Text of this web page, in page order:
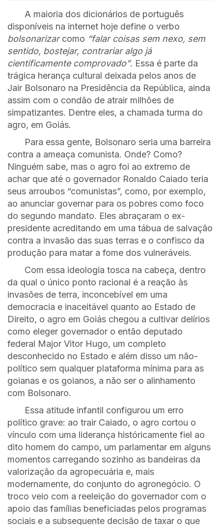
A maioria dos dicionários de português
disponíveis na internet hoje define o verbo
bolsonarizarcomo “falar coisas sem nexo, sem
sentido, bostejar, contrariar algo já
cientificamente comprovado”. Essa é parte da
trágica herança cultural deixada pelos anos de
Jair Bolsonaro na Presidência da República, ainda
assim com o condão de atrair milhões de
simpatizantes. Dentre eles, a chamada turma do
agro, em Goiás.
Para essa gente, Bolsonaro seria uma barreira
contra a ameaça comunista. Onde? Como?
Ninguém sabe, mas o agro foi ao extremo de
achar que até o governador Ronaldo Caiado teria
seus arroubos “comunistas”, como, por exemplo,
ao anunciar governar para os pobres como foco
do segundo mandato. Eles abraçaram o ex-
presidente acreditando em uma tábua de salvação
contra a invasão das suas terras e o confisco da
produção para matar a fome dos vulneráveis.
Com essa ideologia tosca na cabeça, dentro
da qual o único ponto racional é a reação às
invasões de terra, inconcebível em uma
democracia e inaceitável quanto ao Estado de
Direito, o agro em Goiás chegou a cultivar delírios
como eleger governador o então deputado
federal Major Vitor Hugo, um completo
desconhecido no Estado e além disso um não-
político sem qualquer plataforma mínima para as
goianas e os goianos, a não ser o alinhamento
com Bolsonaro.
Essa atitude infantil configurou um erro
político grave: ao trair Caiado, o agro cortou o
vínculo com uma liderança históricamente fiel ao
dito homem do campo, um parlamentar em alguns
momentos carregando sozinho as bandeiras da
valorização da agropecuária e, mais
modernamente, do conjunto do agronegócio. O
troco veio com a reeleição do governador com o
apoio das famílias beneficiadas pelos programas
sociais e a subsequente decisão de taxar o que